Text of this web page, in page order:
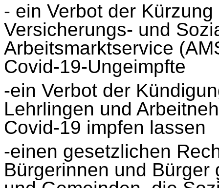
- ein Verbot der
Versicherungs- und
Arbeitsmarktservice
Covid-19-Ungeimpfte
-ein Verbot der
Lehrlingen und
Covid-19 impfen lassen
-einen gesetzlichen
Bürgerinnen und